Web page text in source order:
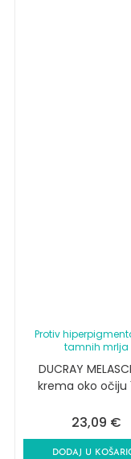
Protiv
tamnih mrlja
DUCRAY
krema oko očiju
23,09 €
DODAJ U